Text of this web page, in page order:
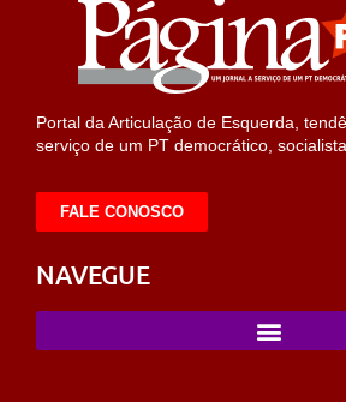
Portal da Articulação de Esquerda,
serviço de um PT democrático,
FALE CONOSCO
NAVEGUE